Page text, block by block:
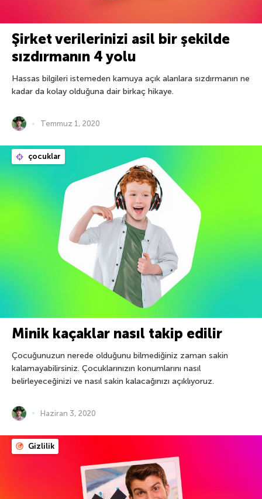
Şirket verilerinizi asil bir şekilde
sızdırmanın 4 yolu
Hassas bilgileri istemeden kamuya açık alanlara sızdırmanın ne
kadar da kolay olduğuna dair birkaç hikaye.
Temmuz 1, 2020
çocuklar
Minik kaçaklar nasıl takip edilir
Çocuğunuzun nerede olduğunu bilmediğiniz zaman sakin
kalamayabilirsiniz. Çocuklarınızın konumlarını nasıl
belirleyeceğinizi ve nasıl sakin kalacağınızı açıklıyoruz.
Haziran 3, 2020
Gizlilik